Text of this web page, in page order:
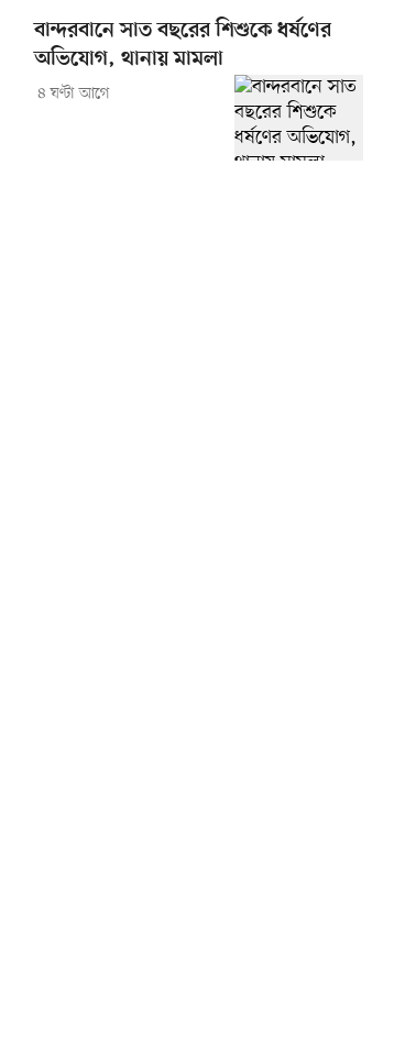
বান্দরবানে সাত বছরের শিশুকে ধর্ষণের
অভিযোগ, থানায় মামলা
৪ ঘণ্টা আগে